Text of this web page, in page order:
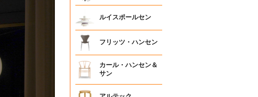
ルイスポールセン
フリッツ・ハンセン
カール・ハンセン＆
サン